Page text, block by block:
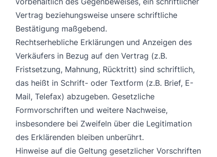
Vertrag beziehungsweise unsere schriftliche
Bestätigung maßgebend.
Rechtserhebliche Erklärungen und Anzeigen des
Verkäufers in Bezug auf den Vertrag (z.B.
Fristsetzung, Mahnung, Rücktritt) sind schriftlich,
das heißt in Schrift- oder Textform (z.B. Brief, E-
Mail, Telefax) abzugeben. Gesetzliche
Formvorschriften und weitere Nachweise,
insbesondere bei Zweifeln über die Legitimation
des Erklärenden bleiben unberührt.
Hinweise auf die Geltung gesetzlicher Vorschriften